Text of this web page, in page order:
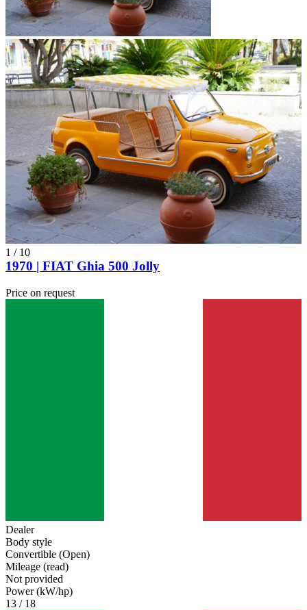
1 / 10
1970 | FIAT Ghia 500 Jolly
Price on request
Dealer
Body style
Convertible (Open)
Mileage (read)
Not provided
Power (kW/hp)
13 / 18